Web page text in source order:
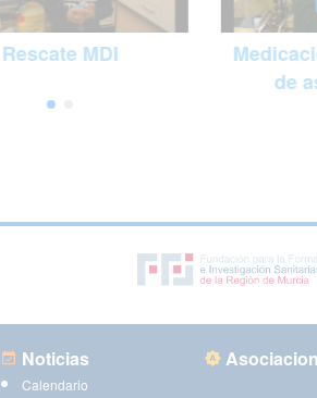
Rescate MDI
de
Noticias
Calendario